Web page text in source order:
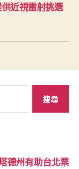
近視雷射挑選
德州有助台北票